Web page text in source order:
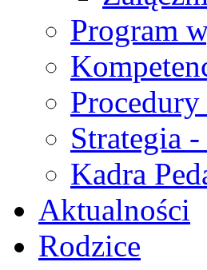
Program
Strategia
Kadra
Aktualności
Rodzice